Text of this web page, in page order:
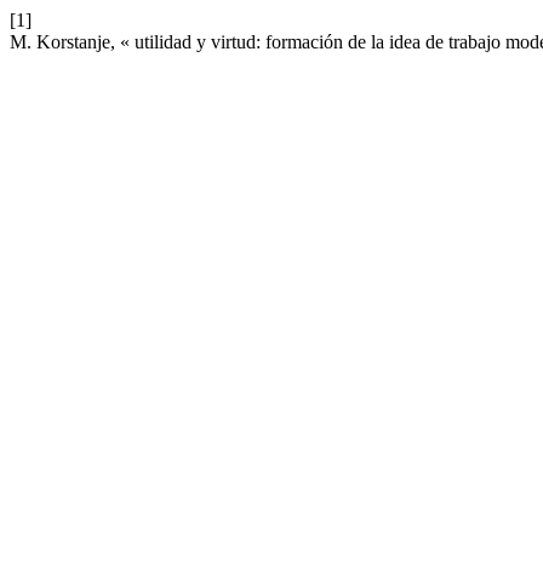
[1]
M. Korstanje, « utilidad y virtud: formación de la idea de trabajo